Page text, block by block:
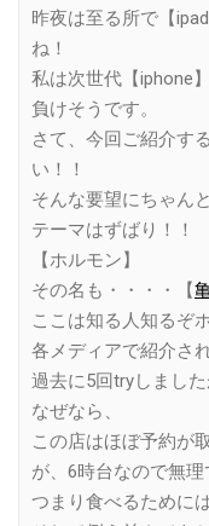
昨夜は至る所で【
ね！
私は次世代【iphone
負けそうです。
さて、今回ご紹介す
い！！
そんな要望にちゃん
テーマはずばり！！
【ホルモン】
その名も・・・・【
ここは知る人知るぞ
各メディアで紹介さ
過去に5回tryしまし
なぜなら、
この店はほぼ予約が
が、6時台なので無理
つまり食べるために